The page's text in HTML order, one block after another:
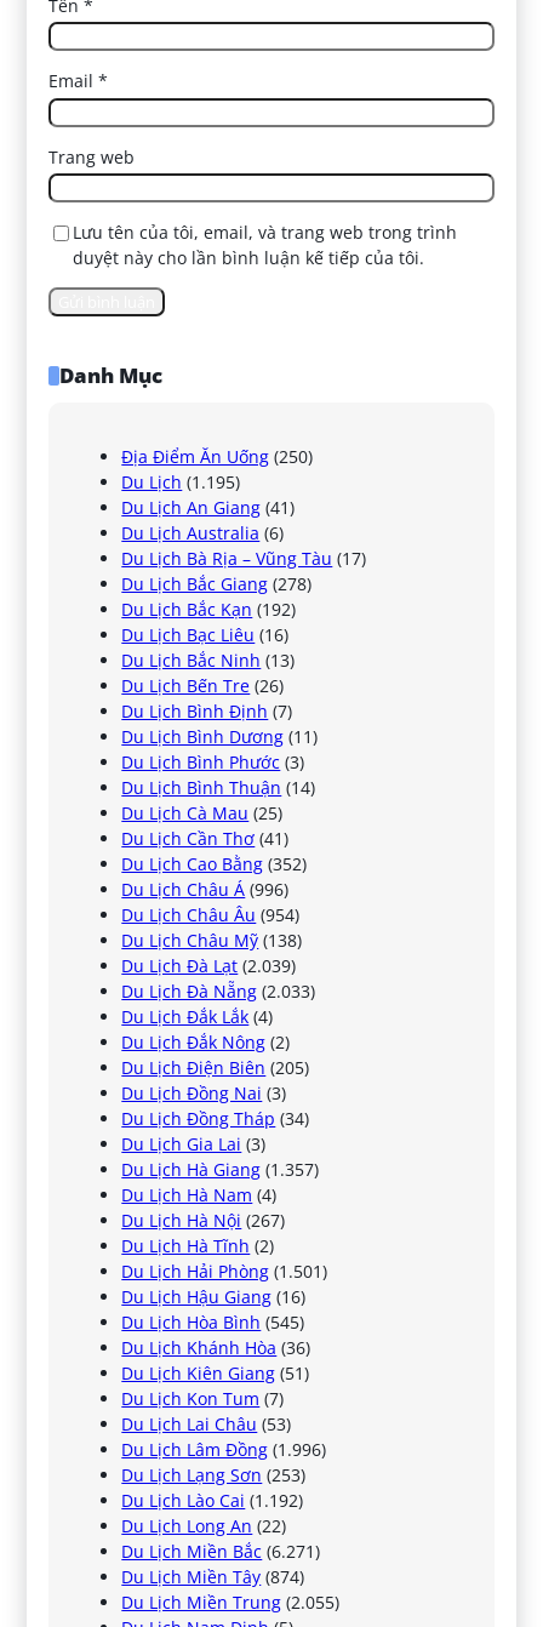
Tên*
Email*
Trang web
Lưu tên của tôi, email, và trang web trong trình
duyệt này cho lần bình luận kế tiếp của tôi.
Danh Mục
Địa Điểm Ăn Uống (250)
Du Lịch (1.195)
Du Lịch An Giang (41)
Du Lịch Australia (6)
Du Lịch Bà Rịa – Vũng Tàu (17)
Du Lịch Bắc Giang (278)
Du Lịch Bắc Kạn (192)
Du Lịch Bạc Liêu (16)
Du Lịch Bắc Ninh (13)
Du Lịch Bến Tre (26)
Du Lịch Bình Định (7)
Du Lịch Bình Dương (11)
Du Lịch Bình Phước (3)
Du Lịch Bình Thuận (14)
Du Lịch Cà Mau (25)
Du Lịch Cần Thơ (41)
Du Lịch Cao Bằng (352)
Du Lịch Châu Á (996)
Du Lịch Châu Âu (954)
Du Lịch Châu Mỹ (138)
Du Lịch Đà Lạt (2.039)
Du Lịch Đà Nẵng (2.033)
Du Lịch Đắk Lắk (4)
Du Lịch Đắk Nông (2)
Du Lịch Điện Biên (205)
Du Lịch Đồng Nai (3)
Du Lịch Đồng Tháp (34)
Du Lịch Gia Lai (3)
Du Lịch Hà Giang (1.357)
Du Lịch Hà Nam (4)
Du Lịch Hà Nội (267)
Du Lịch Hà Tĩnh (2)
Du Lịch Hải Phòng (1.501)
Du Lịch Hậu Giang (16)
Du Lịch Hòa Bình (545)
Du Lịch Khánh Hòa (36)
Du Lịch Kiên Giang (51)
Du Lịch Kon Tum (7)
Du Lịch Lai Châu (53)
Du Lịch Lâm Đồng (1.996)
Du Lịch Lạng Sơn (253)
Du Lịch Lào Cai (1.192)
Du Lịch Long An (22)
Du Lịch Miền Bắc (6.271)
Du Lịch Miền Tây (874)
Du Lịch Miền Trung (2.055)